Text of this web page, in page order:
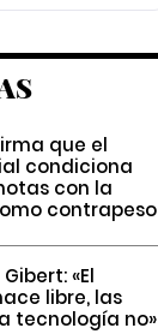
que el
condiciona
con la
contrapeso
«El
libre, las
tecnología no»